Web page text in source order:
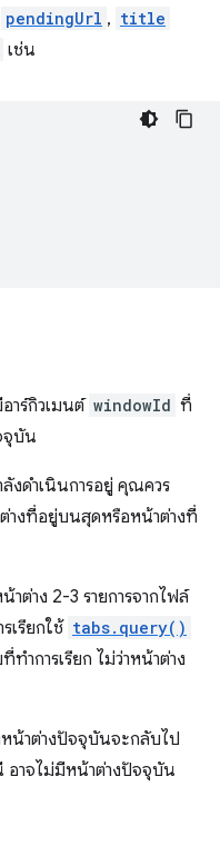
pendingUrl , title
เช่น
าร์กิวเมนต์ windowId ที่
จุบัน
งดำเนินการอยู่ คุณควร
างที่อยู่บนสุดหรือหน้าต่างที่
ต่าง 2-3 รายการจากไฟล์
เรียกใช้ tabs.query()
ำการเรียก ไม่ว่าหน้าต่าง
น้าต่างปัจจุบันจะกลับไป
อาจไม่มีหน้าต่างปัจจุบัน